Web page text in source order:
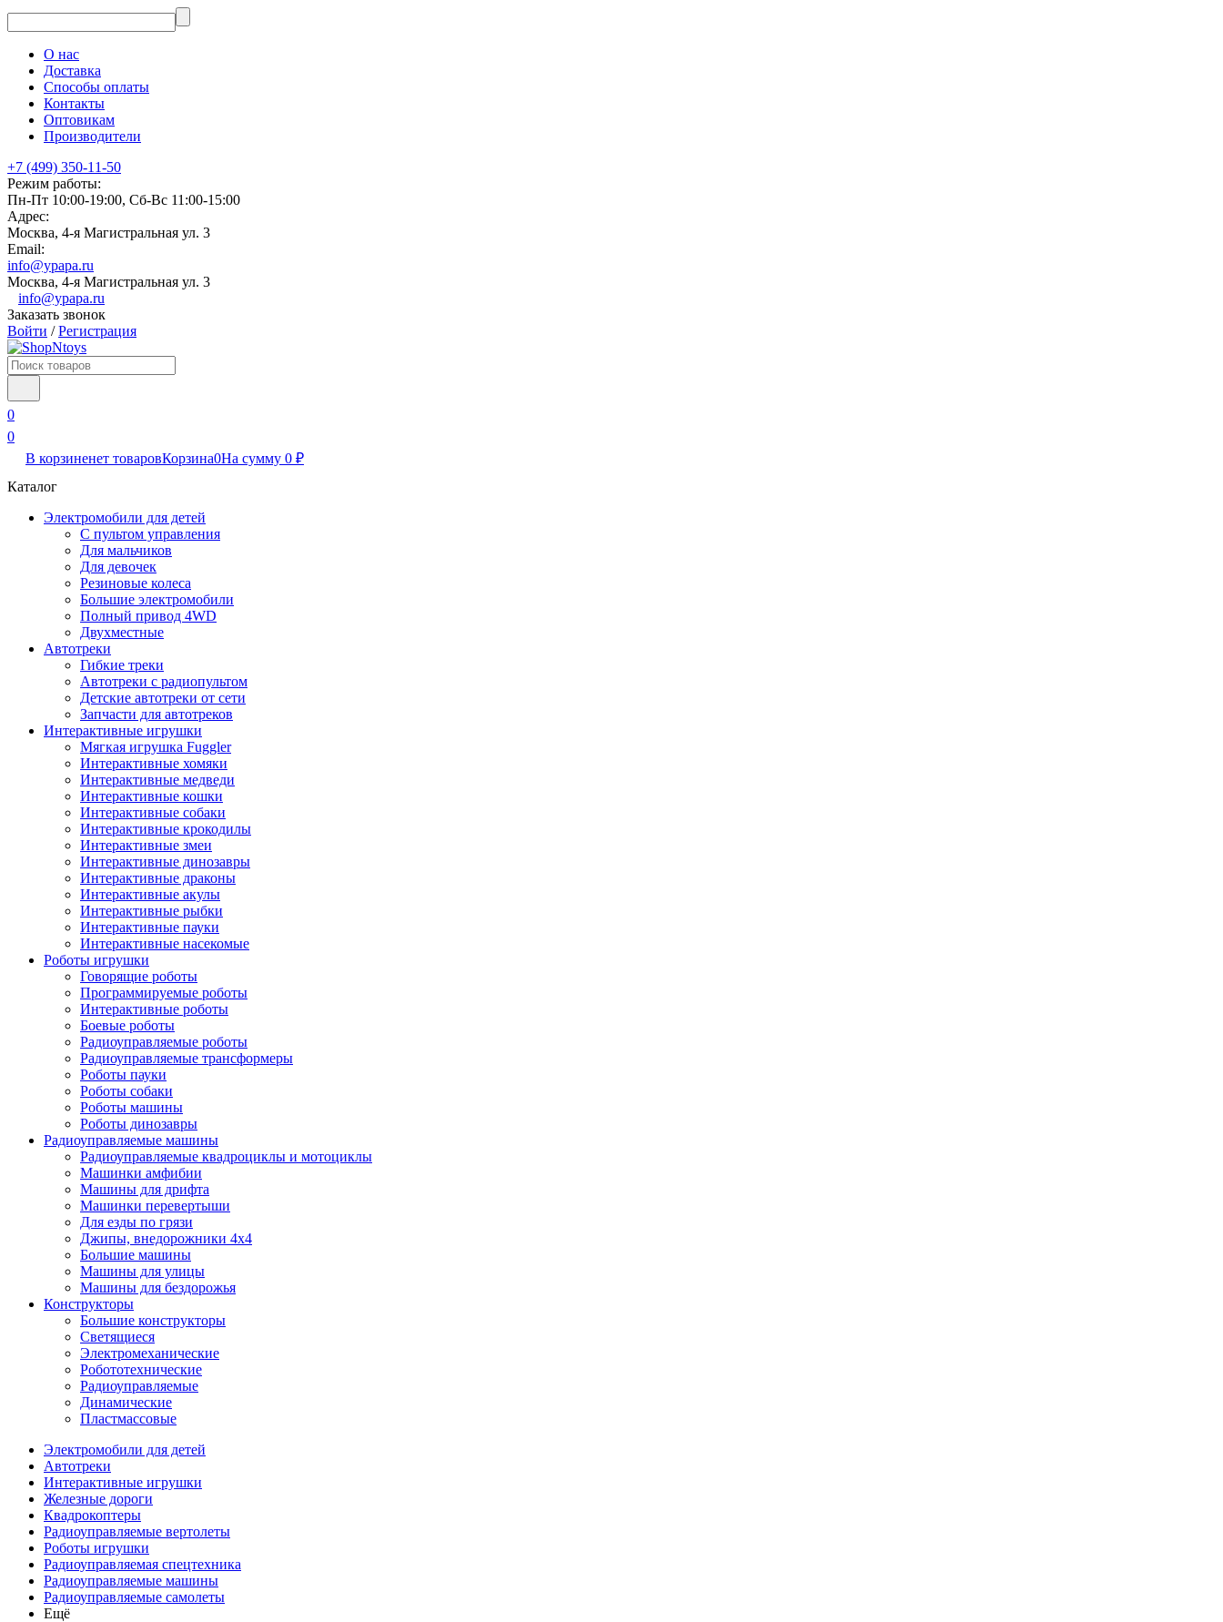
О нас
Доставка
Способы оплаты
Контакты
Оптовикам
Производители
+7 (499) 350-11-50
Режим работы:
Пн-Пт 10:00-19:00, Сб-Вс 11:00-15:00
Адрес:
Москва, 4-я Магистральная ул. 3
Email:
info@ypapa.ru
Москва, 4-я Магистральная ул. 3
info@ypapa.ru
Заказать звонок
Войти /Регистрация
0
0
В корзиненет товаровКорзина0На сумму 0 ₽
Каталог
Электромобили для детей
С пультом управления
Для мальчиков
Для девочек
Резиновые колеса
Большие электромобили
Полный привод 4WD
Двухместные
Автотреки
Гибкие треки
Автотреки с радиопультом
Детские автотреки от сети
Запчасти для автотреков
Интерактивные игрушки
Мягкая игрушка Fuggler
Интерактивные хомяки
Интерактивные медведи
Интерактивные кошки
Интерактивные собаки
Интерактивные крокодилы
Интерактивные змеи
Интерактивные динозавры
Интерактивные драконы
Интерактивные акулы
Интерактивные рыбки
Интерактивные пауки
Интерактивные насекомые
Роботы игрушки
Говорящие роботы
Программируемые роботы
Интерактивные роботы
Боевые роботы
Радиоуправляемые роботы
Радиоуправляемые трансформеры
Роботы пауки
Роботы собаки
Роботы машины
Роботы динозавры
Радиоуправляемые машины
Радиоуправляемые квадроциклы и мотоциклы
Машинки амфибии
Машины для дрифта
Машинки перевертыши
Для езды по грязи
Джипы, внедорожники 4x4
Большие машины
Машины для улицы
Машины для бездорожья
Конструкторы
Большие конструкторы
Светящиеся
Электромеханические
Робототехнические
Радиоуправляемые
Динамические
Пластмассовые
Электромобили для детей
Автотреки
Интерактивные игрушки
Железные дороги
Квадрокоптеры
Радиоуправляемые вертолеты
Роботы игрушки
Радиоуправляемая спецтехника
Радиоуправляемые машины
Радиоуправляемые самолеты
Ещё